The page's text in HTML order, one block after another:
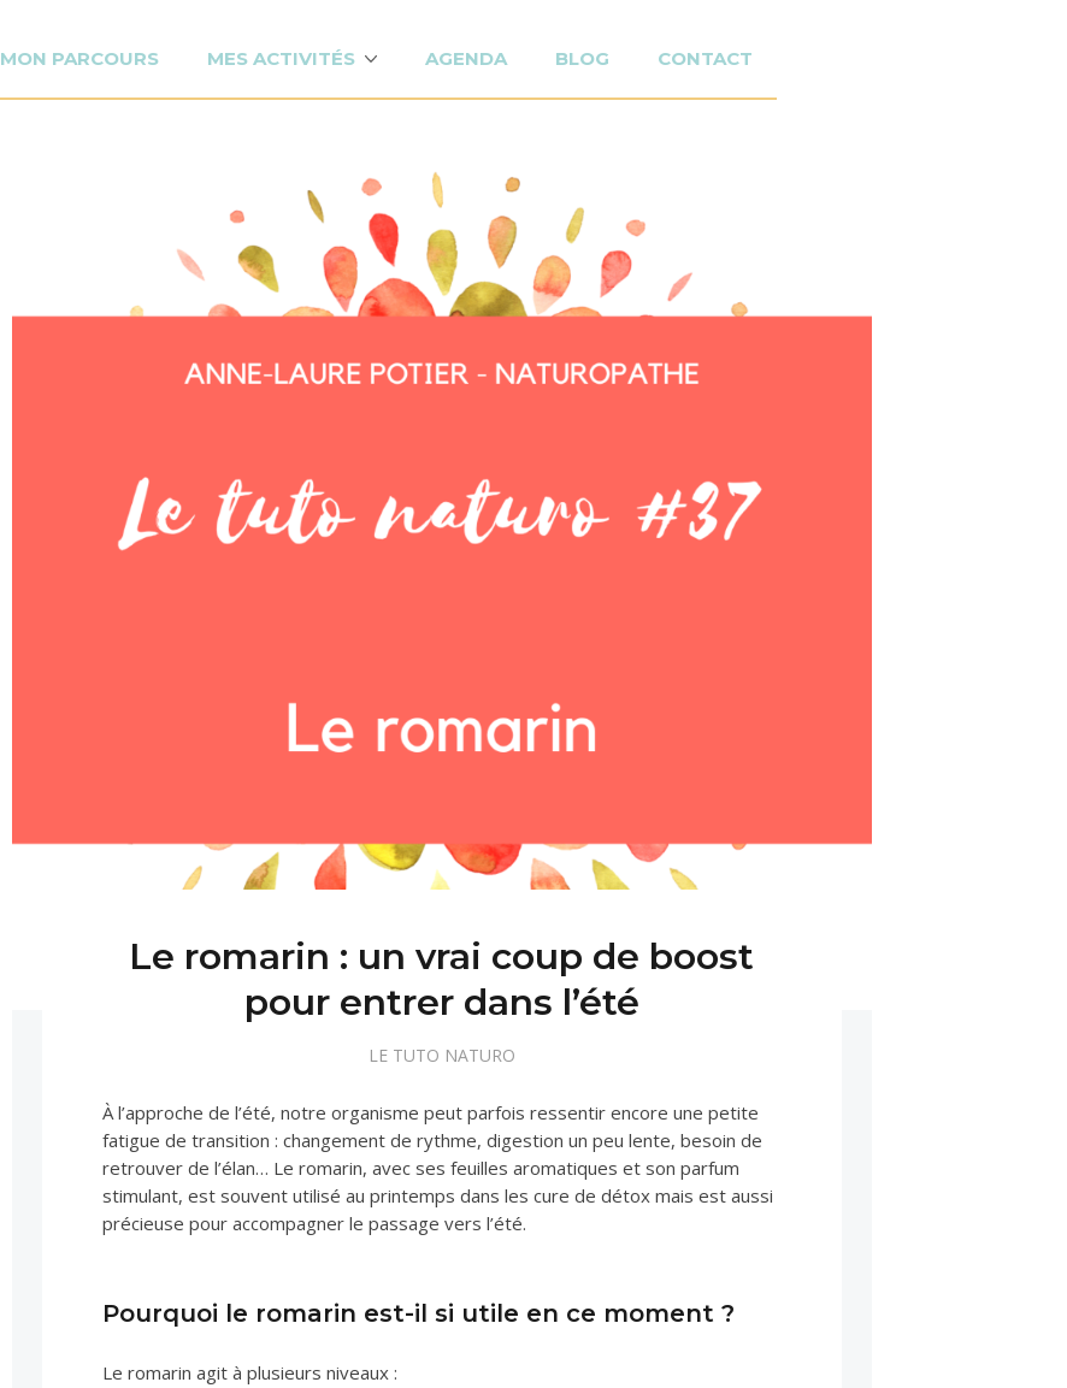
MON PARCOURS MES ACTIVITÉS AGENDA BLOG CONTACT
Le romarin : un vrai coup de boost
pour entrer dans l’été
LE TUTO NATURO
À l’approche de l’été, notre organisme peut parfois ressentir encore une petite
fatigue de transition : changement de rythme, digestion un peu lente, besoin de
retrouver de l’élan… Le romarin, avec ses feuilles aromatiques et son parfum
stimulant, est souvent utilisé au printemps dans les cure de détox mais est aussi
précieuse pour accompagner le passage vers l’été.
Pourquoi le romarin est-il si utile en ce moment ?
Le romarin agit à plusieurs niveaux :